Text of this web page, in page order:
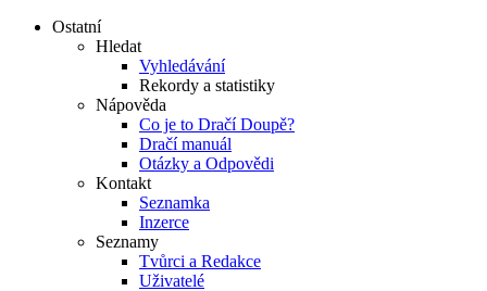
Ostatní
Hledat
Vyhledávání
Rekordy a statistiky
Nápověda
Co je to Dračí Doupě?
Dračí manuál
Otázky a Odpovědi
Kontakt
Seznamka
Inzerce
Seznamy
Tvůrci a Redakce
Uživatelé